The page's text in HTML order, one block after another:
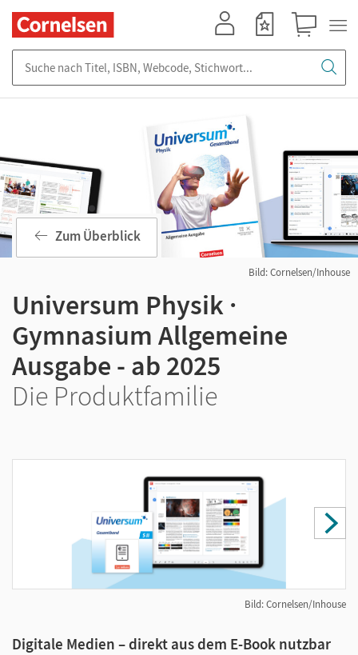
Bild: Cornelsen/Inhouse
Zum Überblick
Universum Physik ·
Gymnasium Allgemeine
Ausgabe - ab 2025
Die Produktfamilie
Bild: Cornelsen/Inhouse
Digitale Medien – direkt aus dem E-Book nutzbar